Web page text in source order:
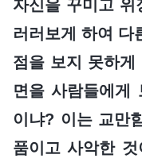
자신을 꾸미고
러러보게 하여 다
점을 보지 못하
면을 사람들에게
이냐? 이는 교만
품이고 사악한